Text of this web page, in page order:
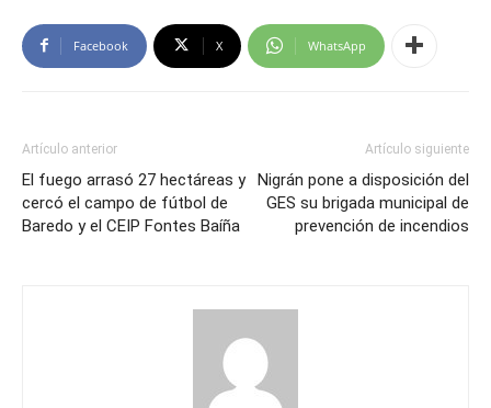
Facebook X WhatsApp
Artículo anterior
El fuego arrasó 27 hectáreas y
cercó el campo de fútbol de
Baredo y el CEIP Fontes Baíña
Artículo siguiente
Nigrán pone a disposición del
GES su brigada municipal de
prevención de incendios